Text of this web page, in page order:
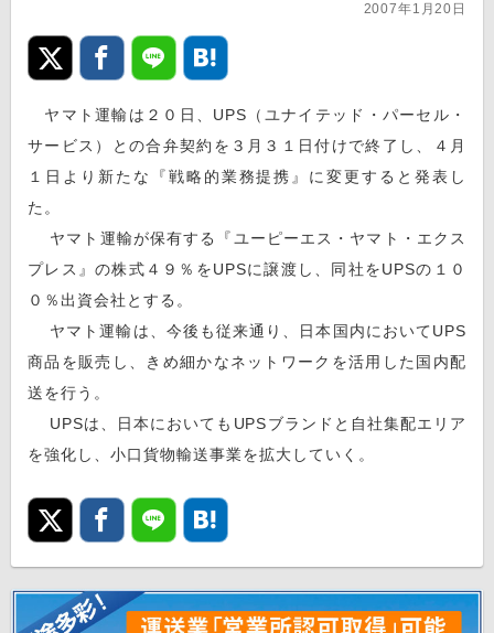
2007年1月20日
ヤマト運輸は２０日、UPS（ユナイテッド・パーセル・
サービス）との合弁契約を３月３１日付けで終了し、４月
１日より新たな『戦略的業務提携』に変更すると発表し
た。
ヤマト運輸が保有する『ユーピーエス・ヤマト・エクス
プレス』の株式４９％をUPSに譲渡し、同社をUPSの１０
０％出資会社とする。
ヤマト運輸は、今後も従来通り、日本国内においてUPS
商品を販売し、きめ細かなネットワークを活用した国内配
送を行う。
UPSは、日本においてもUPSブランドと自社集配エリア
を強化し、小口貨物輸送事業を拡大していく。